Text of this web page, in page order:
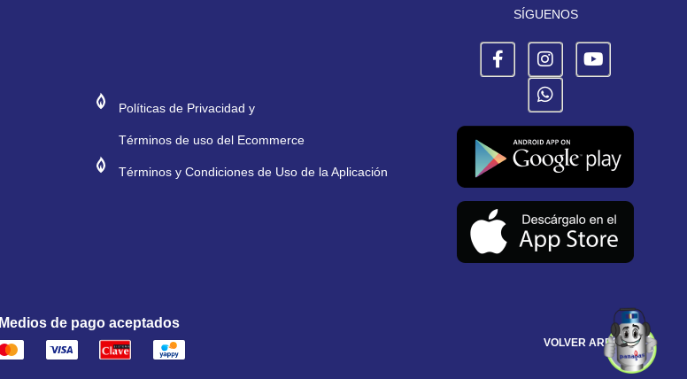
Políticas de Privacidad y
Términos de uso del Ecommerce
#E11E26
#272974
Términos y Condiciones de Uso de la Aplicación
SÍGUENOS
Medios de pago aceptados
VOLVER ARRIBA